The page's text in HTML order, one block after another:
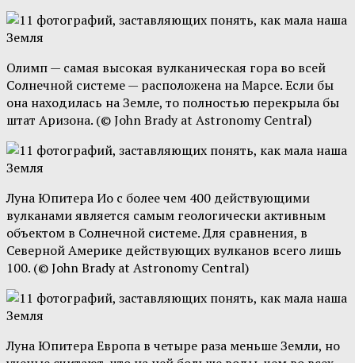
Олимп — самая высокая вулканическая гора во всей
Солнечной системе — расположена на Марсе. Если бы
она находилась на Земле, то полностью перекрыла бы
штат Аризона. (© John Brady at Astronomy Central)
Луна Юпитера Ио с более чем 400 действующими
вулканами является самым геологически активным
объектом в Солнечной системе. Для сравнения, в
Северной Америке действующих вулканов всего лишь
100. (© John Brady at Astronomy Central)
Луна Юпитера Европа в четыре раза меньше Земли, но